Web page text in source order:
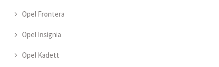
Opel Frontera
Opel Insignia
Opel Kadett